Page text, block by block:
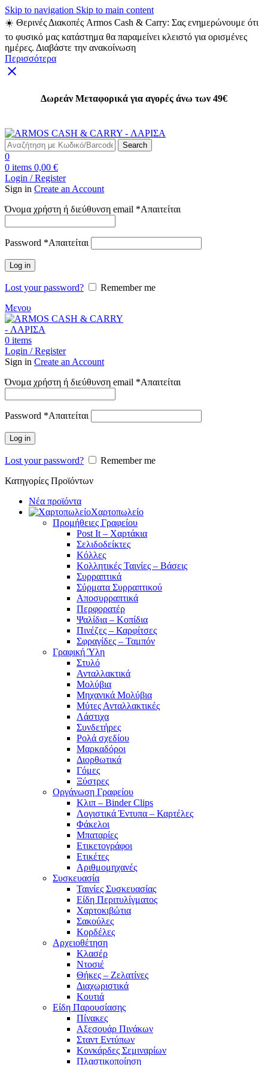
Skip to navigation Skip to main content
☀️ Θερινές Διακοπές Armos Cash & Carry: Σας ενημερώνουμε ότι
το φυσικό μας κατάστημα θα παραμείνει κλειστό για ορισμένες
ημέρες. Διαβάστε την ανακοίνωση
Περισσότερα
Δωρεάν Μεταφορικά για αγορές άνω των 49€
Search
0
0 items 0,00 €
Login / Register
Sign in Create an Account
Όνομα χρήστη ή διεύθυνση email *Απαιτείται
Password *Απαιτείται
Log in
Lost your password?
Remember me
Μενου
0 items
Login / Register
Sign in Create an Account
Όνομα χρήστη ή διεύθυνση email *Απαιτείται
Password *Απαιτείται
Log in
Lost your password?
Remember me
Κατηγορίες Προϊόντων
Νέα προϊόντα
Χαρτοπωλείο
Προμήθειες Γραφείου
Post It – Χαρτάκια
Σελιδοδείκτες
Κόλλες
Κολλητικές Ταινίες – Βάσεις
Συρραπτικά
Σύρματα Συρραπτικού
Αποσυρραπτικά
Περφορατέρ
Ψαλίδια – Κοπίδια
Πινέζες – Καρφίτσες
Σφραγίδες – Ταμπόν
Γραφική Ύλη
Στυλό
Ανταλλακτικά
Μολύβια
Μηχανικά Μολύβια
Μύτες Ανταλλακτικές
Λάστιχα
Συνδετήρες
Ρολά σχεδίου
Μαρκαδόροι
Διορθωτικά
Γόμες
Ξύστρες
Οργάνωση Γραφείου
Κλιπ – Binder Clips
Λογιστικά Έντυπα – Καρτέλες
Φάκελοι
Μπαταρίες
Ετικετογράφοι
Ετικέτες
Αριθμομηχανές
Συσκευασία
Ταινίες Συσκευασίας
Είδη Περιτυλίγματος
Χαρτοκιβώτια
Σακούλες
Κορδέλες
Αρχειοθέτηση
Κλασέρ
Ντοσιέ
Θήκες – Ζελατίνες
Διαχωριστικά
Κουτιά
Είδη Παρουσίασης
Πίνακες
Αξεσουάρ Πινάκων
Σταντ Εντύπων
Κονκάρδες Σεμιναρίων
Πλαστικοποίηση